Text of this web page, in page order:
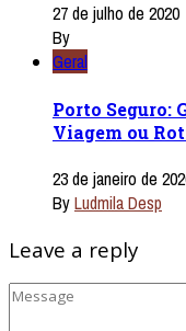
27 de julho de 2020
By
Geral
Porto Seguro:
Viagem ou
23 de janeiro de
ByLudmila Desp
Leave a reply